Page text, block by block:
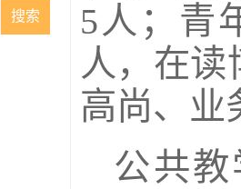
5人；青
人，在读
高尚、业
公共